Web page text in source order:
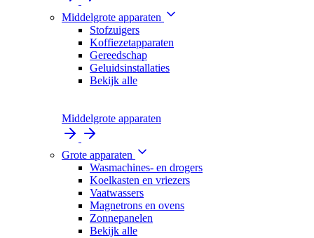
Middelgrote apparaten
Stofzuigers
Koffiezetapparaten
Gereedschap
Geluidsinstallaties
Bekijk alle
Middelgrote apparaten
Grote apparaten
Wasmachines- en drogers
Koelkasten en vriezers
Vaatwassers
Magnetrons en ovens
Zonnepanelen
Bekijk alle